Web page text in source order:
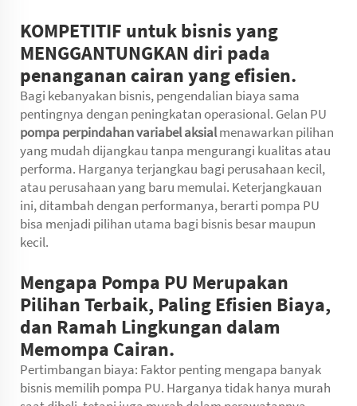
KOMPETITIF untuk bisnis yang
MENGGANTUNGKAN diri pada
penanganan cairan yang efisien.
Bagi kebanyakan bisnis, pengendalian biaya sama
pentingnya dengan peningkatan operasional. Gelan PU
pompa perpindahan variabel aksialmenawarkan pilihan
yang mudah dijangkau tanpa mengurangi kualitas atau
performa. Harganya terjangkau bagi perusahaan kecil,
atau perusahaan yang baru memulai. Keterjangkauan
ini, ditambah dengan performanya, berarti pompa PU
bisa menjadi pilihan utama bagi bisnis besar maupun
kecil.
Mengapa Pompa PU Merupakan
Pilihan Terbaik, Paling Efisien Biaya,
dan Ramah Lingkungan dalam
Memompa Cairan.
Pertimbangan biaya: Faktor penting mengapa banyak
bisnis memilih pompa PU. Harganya tidak hanya murah